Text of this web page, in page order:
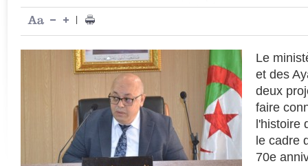
Le
et des
deux
faire
l'histoire
le cadre
70e